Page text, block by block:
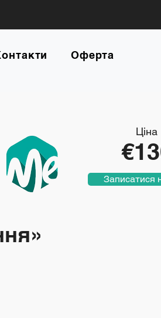
Оферта
Ціна
Записатися